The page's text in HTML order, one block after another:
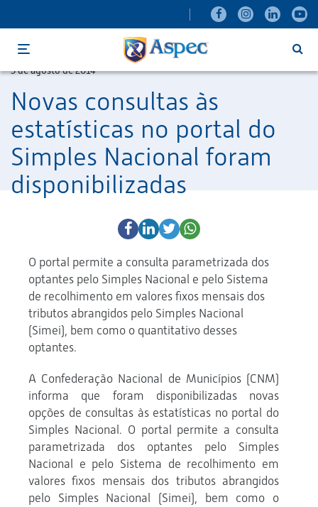
Menu
5 de agosto de 2014
Novas consultas às
estatísticas no portal do
Simples Nacional foram
disponibilizadas
O portal permite a consulta parametrizada dos
optantes pelo Simples Nacional e pelo Sistema
de recolhimento em valores fixos mensais dos
tributos abrangidos pelo Simples Nacional
(Simei), bem como o quantitativo desses
optantes.
A Confederação Nacional de Municípios (CNM)
informa que foram disponibilizadas novas
opções de consultas às estatísticas no portal do
Simples Nacional. O portal permite a consulta
parametrizada dos optantes pelo Simples
Nacional e pelo Sistema de recolhimento em
valores fixos mensais dos tributos abrangidos
pelo Simples Nacional (Simei), bem como o